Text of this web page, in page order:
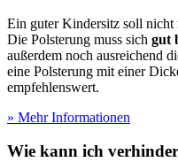
Ein guter Kindersitz soll nicht
Die Polsterung muss sich gut
außerdem noch ausreichend
eine Polsterung mit einer
empfehlenswert.
» Mehr Informationen
Wie kann ich